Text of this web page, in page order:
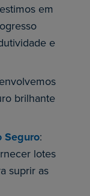
em
e
brilhante
Seguro:
lotes
suprir as